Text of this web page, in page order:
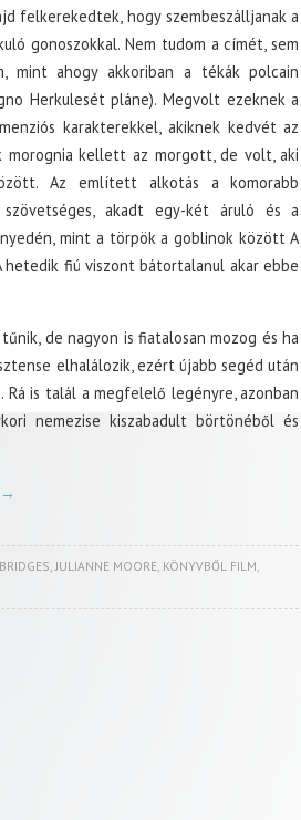
felkerekedtek, hogy szembeszálljanak a
gonoszokkal. Nem tudom a címét, sem
ahogy akkoriban a tékák polcain
Herkulesét pláne). Megvolt ezeknek a
karakterekkel, akiknek kedvét az
morognia kellett az morgott, de volt, aki
Az említett alkotás a komorabb
akadt egy-két áruló és a
mint a törpök a goblinok között A
fiú viszont bátortalanul akar ebbe
de nagyon is fiatalosan mozog és ha
elhalálozik, ezért újabb segéd után
is talál a megfelelő legényre, azonban
nemezise kiszabadult börtönéből és
→
,JULIANNE MOORE, KÖNYVBŐL FILM,